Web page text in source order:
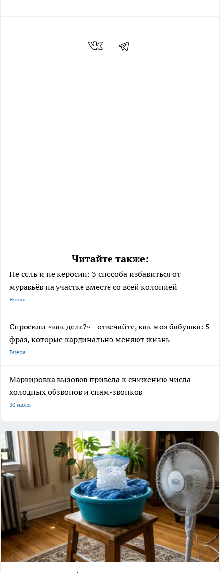
Читайте также:
Не соль и не керосин: 3 способа избавиться от
муравьёв на участке вместе со всей колонией
Вчера
Спросили «как дела?» - отвечайте, как моя бабушка: 5
фраз, которые кардинально меняют жизнь
Вчера
Маркировка вызовов привела к снижению числа
холодных обзвонов и спам-звонков
30 июля